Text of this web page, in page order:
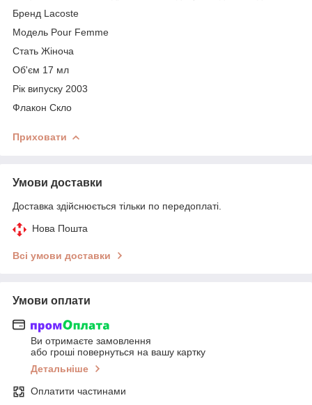
Бренд Lacoste
Модель Pour Femme
Стать Жіноча
Об'єм 17 мл
Рік випуску 2003
Флакон Скло
Приховати
Умови доставки
Доставка здійснюється тільки по передоплаті.
Нова Пошта
Всі умови доставки
Умови оплати
Ви отримаєте замовлення
або гроші повернуться на вашу картку
Детальніше
Оплатити частинами